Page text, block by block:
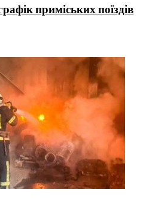
приміських поїздів